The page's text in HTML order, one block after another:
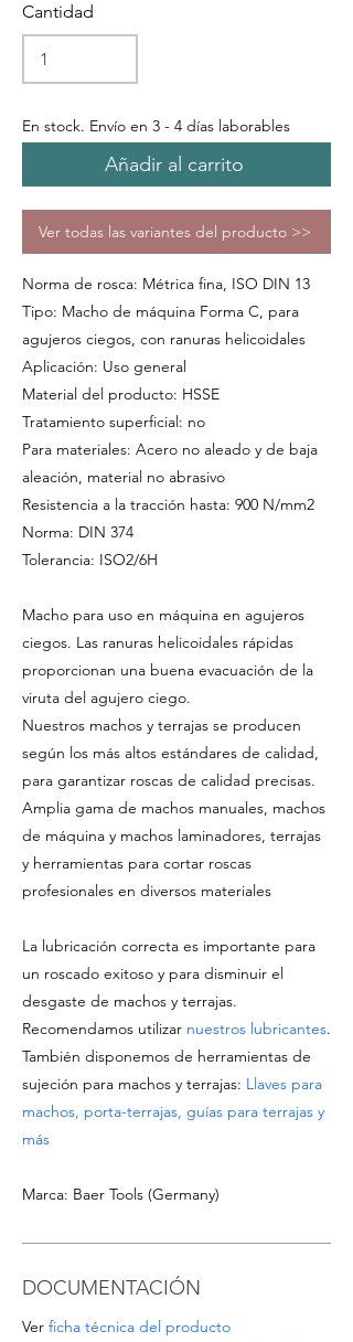
Cantidad
En stock. Envío en 3 - 4 días laborables
Añadir al carrito
Ver todas las variantes del producto >>
Norma de rosca: Métrica fina, ISO DIN 13
Tipo: Macho de máquina Forma C, para
agujeros ciegos, con ranuras helicoidales
Aplicación: Uso general
Material del producto: HSSE
Tratamiento superficial: no
Para materiales: Acero no aleado y de baja
aleación, material no abrasivo
Resistencia a la tracción hasta: 900 N/mm2
Norma: DIN 374
Tolerancia: ISO2/6H
Macho para uso en máquina en agujeros
ciegos. Las ranuras helicoidales rápidas
proporcionan una buena evacuación de la
viruta del agujero ciego.
Nuestros machos y terrajas se producen
según los más altos estándares de calidad,
para garantizar roscas de calidad precisas.
Amplia gama de machos manuales, machos
de máquina y machos laminadores, terrajas
y herramientas para cortar roscas
profesionales en diversos materiales
La lubricación correcta es importante para
un roscado exitoso y para disminuir el
desgaste de machos y terrajas.
Recomendamos utilizar nuestros lubricantes.
También disponemos de herramientas de
sujeción para machos y terrajas: Llaves para
machos, porta-terrajas, guías para terrajas y
más
Marca: Baer Tools (Germany)
DOCUMENTACIÓN
Ver ficha técnica del producto